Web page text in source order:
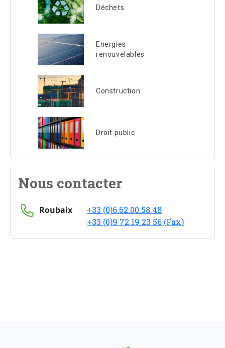
Déchets
Energies
renouvelables
Construction
Droit public
Nous contacter
Roubaix
+33 (0)6.62.00.58.48
+33 (0)9 72 19 23 56 (Fax)